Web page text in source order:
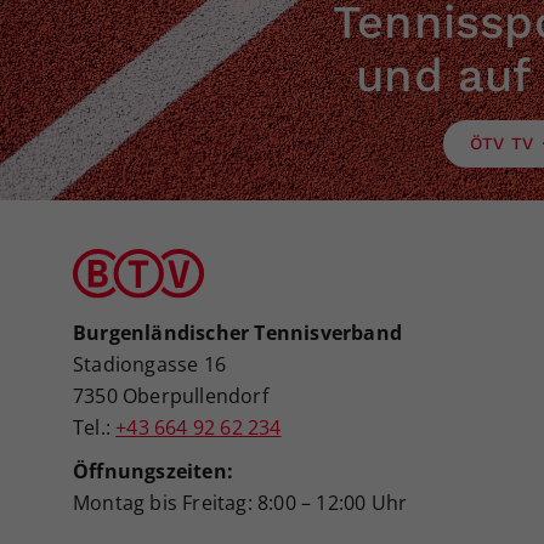
und auf
ÖTV TV
Burgenländischer Tennisverband
Stadiongasse 16
7350 Oberpullendorf
Tel.: +43 664 92 62 234
Öffnungszeiten:
Montag bis Freitag: 8:00 – 12:00 Uhr